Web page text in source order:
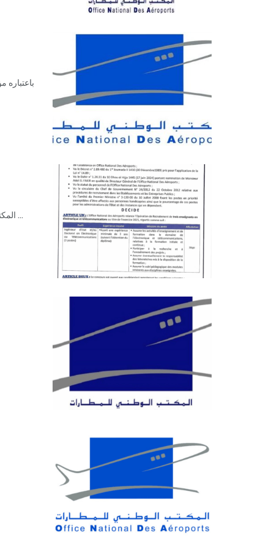
في إطار تعزيز كفاءاته الأكاديمية والتقنية، يُعلن المكتب الوطني للمطارات (ONDA) المكتب الوطني للمطارات ينظيم مباراة لتوظيف 3 مناصب في ...